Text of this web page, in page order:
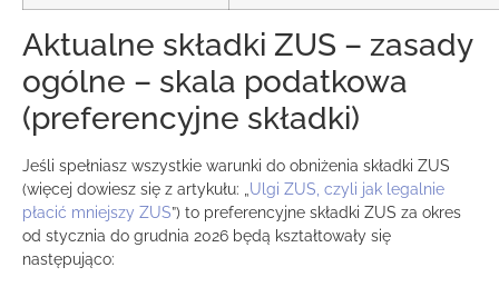
Aktualne składki ZUS – zasady
ogólne – skala podatkowa
(preferencyjne składki)
Jeśli spełniasz wszystkie warunki do obniżenia składki ZUS
(więcej dowiesz się z artykułu: „ Ulgi ZUS, czyli jak legalnie
płacić mniejszy ZUS”) to preferencyjne składki ZUS za okres
od stycznia do grudnia 2026 będą kształtowały się
następująco: